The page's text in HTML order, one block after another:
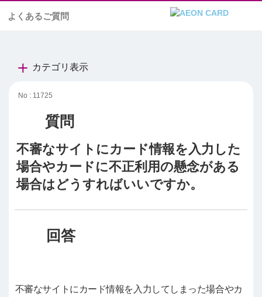
よくあるご質問
カテゴリ表示
No : 11725
不審なサイトにカード情報を入力した
場合やカードに不正利用の懸念がある
場合はどうすればいいですか。
不審なサイトにカード情報を入力してしまった場合やカ